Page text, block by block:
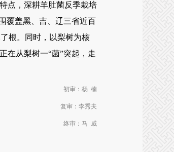
点，深耕羊肚菌反季栽培
覆盖黑、吉、辽三省近百
根。同时，以梨树为核
在从梨树一“菌”突起，走
初审：杨 楠
复审：李秀夫
终审：马 威